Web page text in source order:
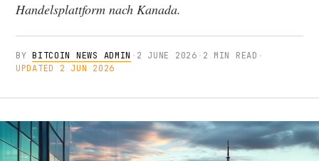
Handelsplattform nach Kanada.
BYBITCOIN NEWS ADMIN · 2 JUNE 2026 · 2 MIN READ ·
UPDATED 2 JUN 2026